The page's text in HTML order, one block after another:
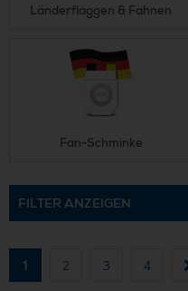
Länderflaggen & Fahnen
Fan-Schminke
FILTER ANZEIGEN
1 2 3 4